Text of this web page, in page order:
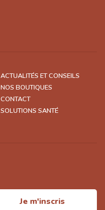
ACTUALITÉS ET CONSEILS
NOS BOUTIQUES
CONTACT
SOLUTIONS SANTÉ
Je m'inscris